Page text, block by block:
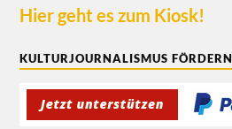
Hier geht es zum Kiosk!
KULTURJOURNALISMUS FÖRDERN